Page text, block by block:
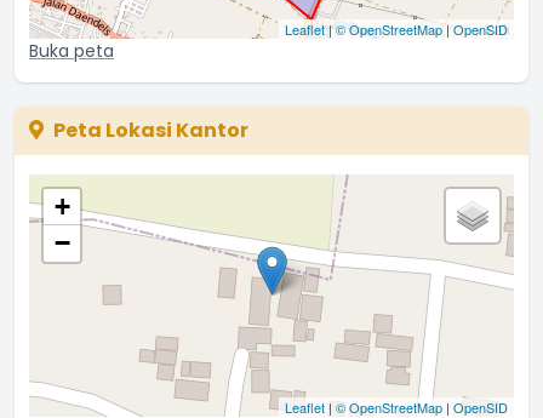
Leaflet|© OpenStreetMap|OpenSID
Buka peta
Peta Lokasi Kantor
+
−
Leaflet | © OpenStreetMap | OpenSID